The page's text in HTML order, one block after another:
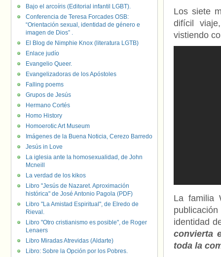
Los siete
difícil
vistiendo
La familia
identidad
convierta
toda la
Bajo el arcoíris (Editorial infantil LGBT).
Conferencia de Teresa Forcades OSB:
“Orientación sexual, identidad de género e
imagen de Dios” .
El Blog de Nimphie Knox (literatura LGTB)
Enlace judío
Evangelio Queer.
Evangelizadoras de los Apóstoles
Falling poems
Grupos de Jesús
Hermano Cortés
Homo History
Homoerotic Art Museum
Imágenes de la Buena Noticia, Cerezo Barredo
Jesús in Love
La iglesia ante la homosexualidad, de John
Mcneill
La verdad de los kikos
Libro "Jesús de Nazaret. Aproximación
histórica" de José Antonio Pagola (PDF)
Libro "La Amistad Espiritual", de Elredo de
Rieval.
Libro "Otro cristianismo es posible", de Roger
Lenaers
Libro Miradas Atrevidas (Aldarte)
Libro: Sobre la Opción por los Pobres.